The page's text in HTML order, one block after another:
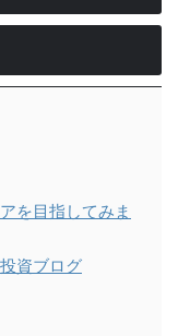
を目指してみま
資ブログ